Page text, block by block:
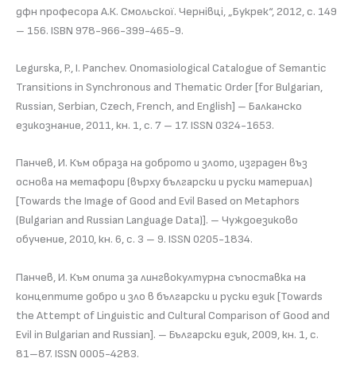
дфн професора А.К. Смольскої. Чернiвцi, „Букрек“, 2012, с. 149
– 156. ISBN 978-966-399-465-9.
Legurska, P., I. Panchev. Onomasiological Catalogue of Semantic
Transitions in Synchronous and Thematic Order [for Bulgarian,
Russian, Serbian, Czech, French, and English] – Балканско
езикознание, 2011, кн. 1, с. 7 – 17. ISSN 0324-1653.
Панчев, И. Към образа на доброто и злото, изграден въз
основа на метафори (върху български и руски материал)
[Towards the Image of Good and Evil Based on Metaphors
(Bulgarian and Russian Language Data)]. – Чуждоезиково
обучение, 2010, кн. 6, с. 3 – 9. ISSN 0205-1834.
Панчев, И. Към опита за лингвокултурна съпоставка на
концептите добро и зло в български и руски език [Towards
the Attempt of Linguistic and Cultural Comparison of Good and
Evil in Bulgarian and Russian]. – Български език, 2009, кн. 1, с.
81–87. ISSN 0005-4283.